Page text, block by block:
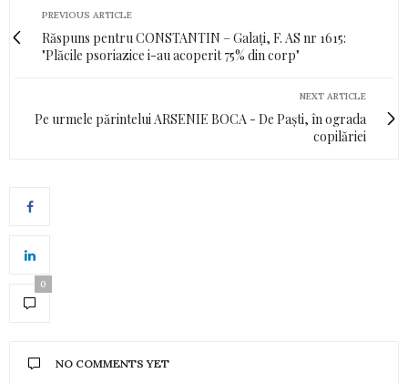
PREVIOUS ARTICLE
Răspuns pentru CONSTANTIN – Galați, F. AS nr 1615:
"Plăcile psoriazice i-au acoperit 75% din corp"
NEXT ARTICLE
Pe urmele părintelui ARSENIE BOCA - De Paști, în ograda
copilăriei
0
NO COMMENTS YET